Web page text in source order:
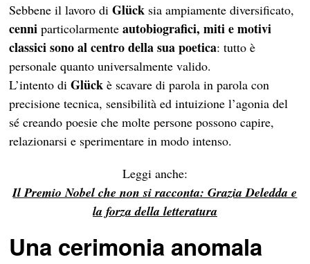
Sebbene il lavoro diGlück sia ampiamente diversificato,
cenni particolarmenteautobiografici, miti e motivi
classici sono al centro della sua poetica: tutto è
personale quanto universalmente valido.
L’intento di Glück è scavare di parola in parola con
precisione tecnica, sensibilità ed intuizione l’agonia del
sé creando poesie che molte persone possono capire,
relazionarsi e sperimentare in modo intenso.
Leggi anche:
Il Premio Nobel che non si racconta: Grazia Deledda e
la forza della letteratura
Una cerimonia anomala